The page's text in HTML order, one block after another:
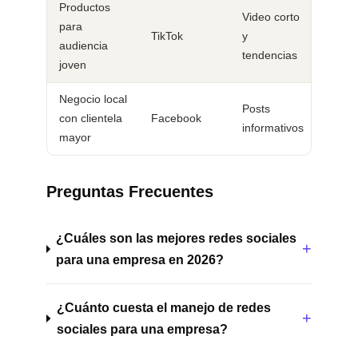
Productos
para
audiencia
joven
TikTok
Video corto
y
tendencias
Negocio local
con clientela
mayor
Facebook
Posts
informativos
Preguntas Frecuentes
¿Cuáles son las mejores redes sociales
para una empresa en 2026?
¿Cuánto cuesta el manejo de redes
sociales para una empresa?